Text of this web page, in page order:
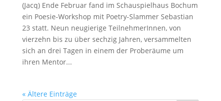
(Jacq) Ende Februar fand im Schauspielhaus Bochum
ein Poesie-Workshop mit Poetry-Slammer Sebastian
23 statt. Neun neugierige TeilnehmerInnen, von
vierzehn bis zu über sechzig Jahren, versammelten
sich an drei Tagen in einem der Proberäume um
ihren Mentor...
« Ältere Einträge